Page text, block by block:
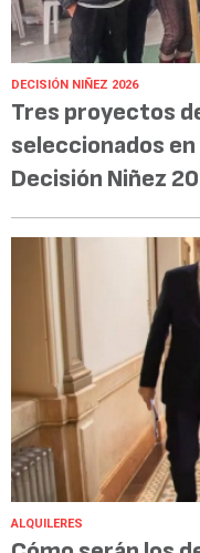
DECISIÓN NIÑEZ 2026
Tres proyectos
seleccionados en
Decisión Niñez
ALQUILERES